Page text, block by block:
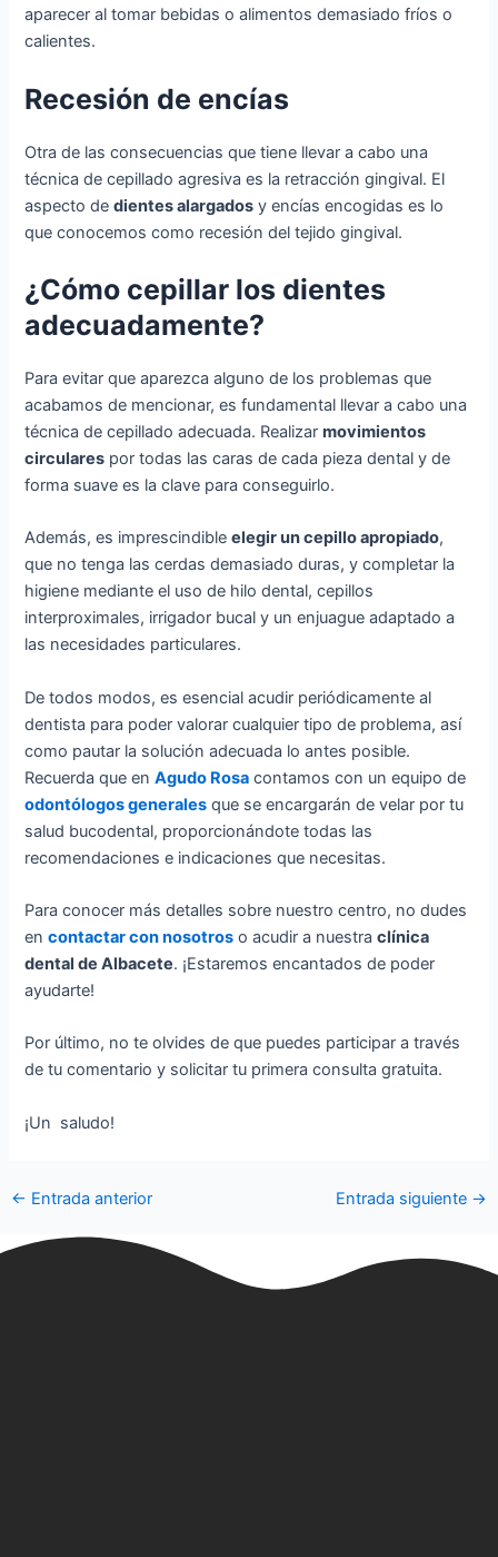
aparecer al tomar bebidas o alimentos demasiado fríos o
calientes.
Recesión de encías
Otra de las consecuencias que tiene llevar a cabo una
técnica de cepillado agresiva es la retracción gingival. El
aspecto dedientes alargados y encías encogidas es lo
que conocemos como recesión del tejido gingival.
¿Cómo cepillar los dientes
adecuadamente?
Para evitar que aparezca alguno de los problemas que
acabamos de mencionar, es fundamental llevar a cabo una
técnica de cepillado adecuada. Realizarmovimientos
circulares por todas las caras de cada pieza dental y de
forma suave es la clave para conseguirlo.
Además, es imprescindibleelegir un cepillo apropiado,
que no tenga las cerdas demasiado duras, y completar la
higiene mediante el uso de hilo dental, cepillos
interproximales, irrigador bucal y un enjuague adaptado a
las necesidades particulares.
De todos modos, es esencial acudir periódicamente al
dentista para poder valorar cualquier tipo de problema, así
como pautar la solución adecuada lo antes posible.
Recuerda que enAgudo Rosa contamos con un equipo de
odontólogos generales que se encargarán de velar por tu
salud bucodental, proporcionándote todas las
recomendaciones e indicaciones que necesitas.
Para conocer más detalles sobre nuestro centro, no dudes
encontactar con nosotros o acudir a nuestraclínica
dental de Albacete. ¡Estaremos encantados de poder
ayudarte!
Por último, no te olvides de que puedes participar a través
de tu comentario y solicitar tu primera consulta gratuita.
¡Un saludo!
← Entrada anterior Entrada siguiente →